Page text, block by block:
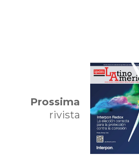
Prossima
rivista